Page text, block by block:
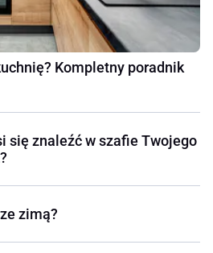
Kompletny poradnik
się znaleźć w szafie Twojego
zimą?